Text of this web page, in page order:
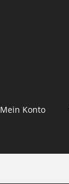
Mein Konto